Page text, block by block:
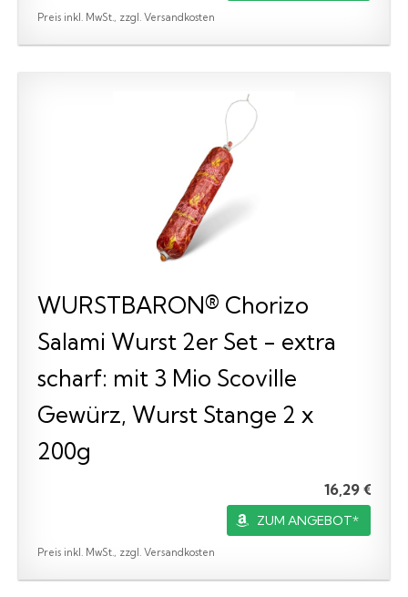
Preis inkl. MwSt., zzgl. Versandkosten
WURSTBARON® Chorizo
Salami Wurst 2er Set - extra
scharf: mit 3 Mio Scoville
Gewürz, Wurst Stange 2 x
200g
16,29 €
ZUM ANGEBOT*
Preis inkl. MwSt., zzgl. Versandkosten